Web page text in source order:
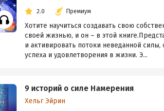
2.0 Премиум
Хотите научиться создавать свою
своей жизнью, и он – в этой
и активировать потоки неведанной
успеха и удовлетворения в жизни. Э...
9 историй о силе Намерения
Хельг Эйрин